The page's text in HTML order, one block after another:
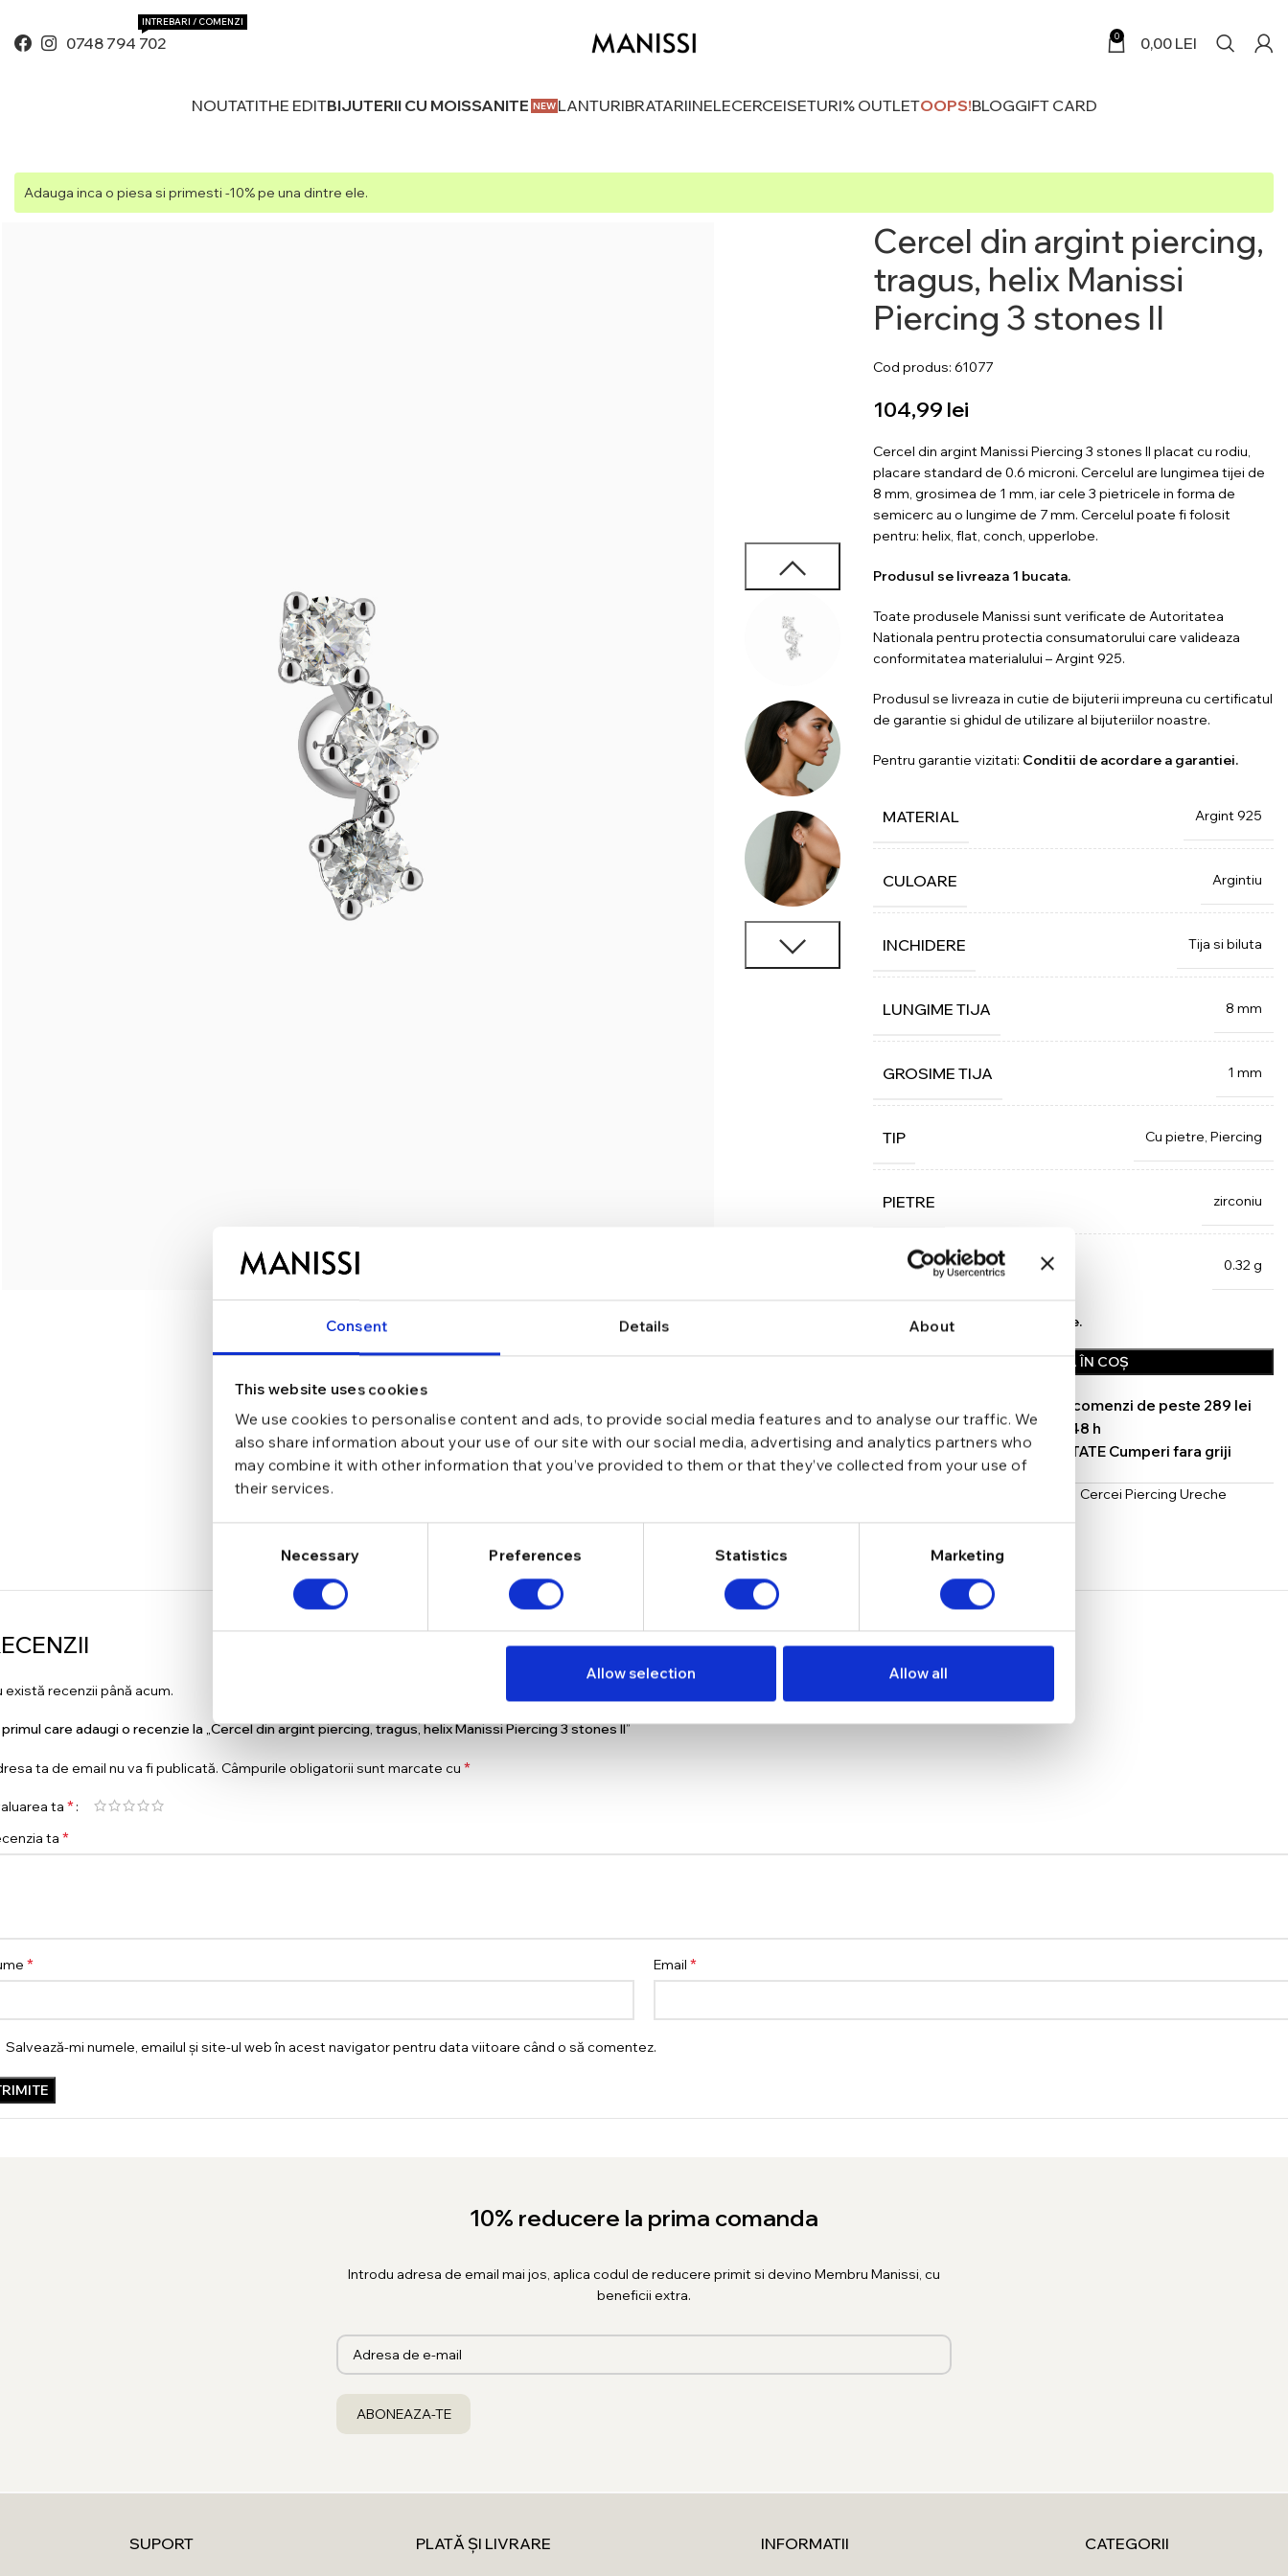
Consent Details About
This website uses cookies
We use cookies to personalise content and ads, to provide social media features and to analyse our traffic. We
also share information about your use of our site with our social media, advertising and analytics partners who
may combine it with other information that you’ve provided to them or that they’ve collected from your use of
their services.
Necessary Preferences Statistics Marketing
Allow selection Allow all
0748 794 702
INTREBARI / COMENZI
0
0,00 LEI
NOUTATITHE EDITBIJUTERII CU MOISSANITE LANTURIBRATARIINELECERCEISETURI% OUTLETOOPS!BLOGGIFT CARD
Adauga inca o piesa si primesti -10% pe una dintre ele.
Cercel din argint piercing,
tragus, helix Manissi
Piercing 3 stones II
Cod produs: 61077
lei
Cercel din argint Manissi Piercing 3 stones II placat cu rodiu,
placare standard de 0.6 microni. Cercelul are lungimea tijei de
8 mm, grosimea de 1 mm, iar cele 3 pietricele in forma de
semicerc au o lungime de 7 mm. Cercelul poate fi folosit
pentru: helix, flat, conch, upperlobe.
Produsul se livreaza 1 bucata.
Toate produsele Manissi sunt verificate de Autoritatea
Nationala pentru protectia consumatorului care valideaza
conformitatea materialului – Argint 925.
Produsul se livreaza in cutie de bijuterii impreuna cu certificatul
de garantie si ghidul de utilizare al bijuteriilor noastre.
Pentru garantie vizitati: Conditii de acordare a garantiei.
MATERIAL Argint 925
CULOARE Argintiu
INCHIDERE Tija si biluta
LUNGIME TIJA 8 mm
GROSIME TIJA 1 mm
TIP Cu pietre, Piercing
PIETRE zirconiu
GREUTATE 0.32 g
In stoc - Livrare in 24-48 ore.
ADAUGĂ ÎN COȘ
TRANSPORT GRATUIT la comenzi de peste 289 lei
SCHIMB/RETUR RAPID in 48 h
GARANTIE DE CONFORMITATE Cumperi fara griji
Cercei Piercing Ureche
există recenzii până acum.
primul care adaugi o recenzie la „Cercel din argint piercing, tragus, helix Manissi Piercing 3 stones II”
ta de email nu va fi publicată. Câmpurile obligatorii sunt marcate cu *
ta *
ta *
* Email *
Salvează-mi numele, emailul și site-ul web în acest navigator pentru data viitoare când o să comentez.
10% reducere la prima comanda
Introdu adresa de email mai jos, aplica codul de reducere primit si devino Membru Manissi, cu
beneficii extra.
SUPORT PLATĂ ȘI LIVRARE INFORMATII CATEGORII